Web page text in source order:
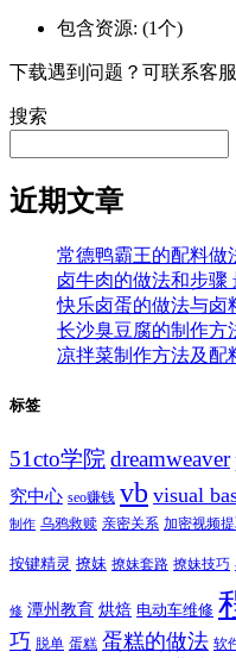
包含资源: (1个)
下载遇到问题？可联系客
搜索
近期文章
常德鸭霸王的配料做
卤牛肉的做法和步骤
快乐卤蛋的做法与卤
长沙臭豆腐的制作方
凉拌菜制作方法及配
标签
51cto学院dreamweaver
究中心 seo赚钱 vb visual
制作 乌鸦救赎 亲密关系 加密视频
按键精灵 撩妹 撩妹套路 撩妹技巧
修 潭州教育 烘焙 电动车维修
巧 脱单 蛋糕 蛋糕的做法 软